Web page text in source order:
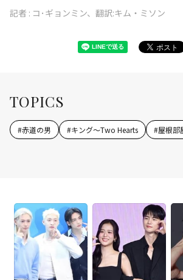
記者 : コ･ギョンミン、翻訳:キム・ミソン
TOPICS
#赤道の男 #キング～Two Hearts #屋根部